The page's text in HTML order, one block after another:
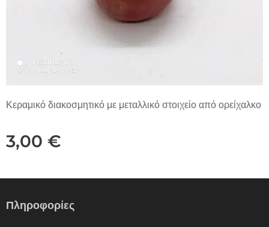
Κεραμικό διακοσμητικό με μεταλλικό στοιχείο από ορείχαλκο
3,00 €
Πληροφορίες